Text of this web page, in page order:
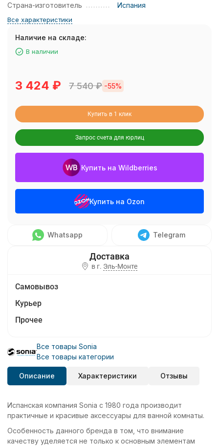
Страна-изготовитель
Испания
Все характеристики
Наличие на складе:
В наличии
3 424 ₽ 7 540₽ -55%
Купить в 1 клик
Запрос счета для юрлиц
Купить на Wildberries
Купить на Ozon
Whatsapp Telegram
в г. Эль-Монте
Самовывоз
Курьер
Прочее
Все товары Sonia
Все товары категории
Описание Характеристики Отзывы
Испанская компания Sonia с 1980 года производит
практичные и красивые аксессуары для ванной комнаты.
Особенность данного бренда в том, что внимание
качеству уделяется не только к основным элементам